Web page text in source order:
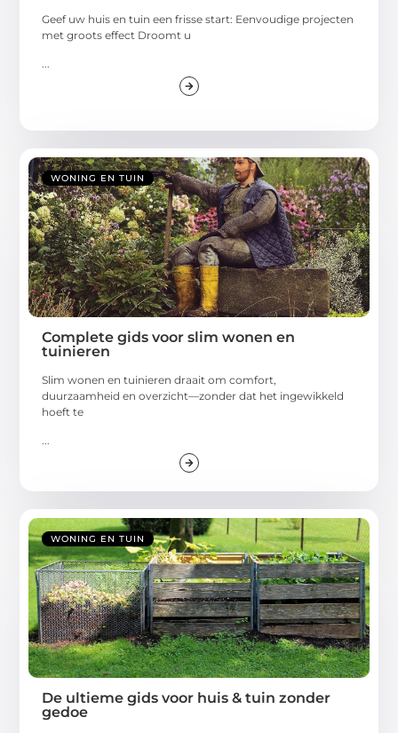
Geef uw huis en tuin een frisse start: Eenvoudige projecten
met groots effect Droomt u
WONING EN TUIN
Complete gids voor slim wonen en
tuinieren
Slim wonen en tuinieren draait om comfort,
duurzaamheid en overzicht—zonder dat het ingewikkeld
hoeft te
...
WONING EN TUIN
De ultieme gids voor huis & tuin zonder
gedoe